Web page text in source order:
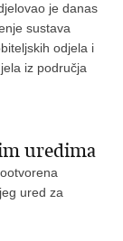
je danas
sustava
odjela i
iz područja
uredima
ured za